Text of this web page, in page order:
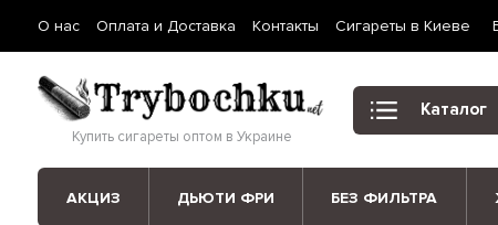
О нас Оплата и Доставка Контакты Сигареты в Киеве
Купить сигареты оптом в Украине
Каталог
АКЦИЗ ДЬЮТИ ФРИ БЕЗ ФИЛЬТРА